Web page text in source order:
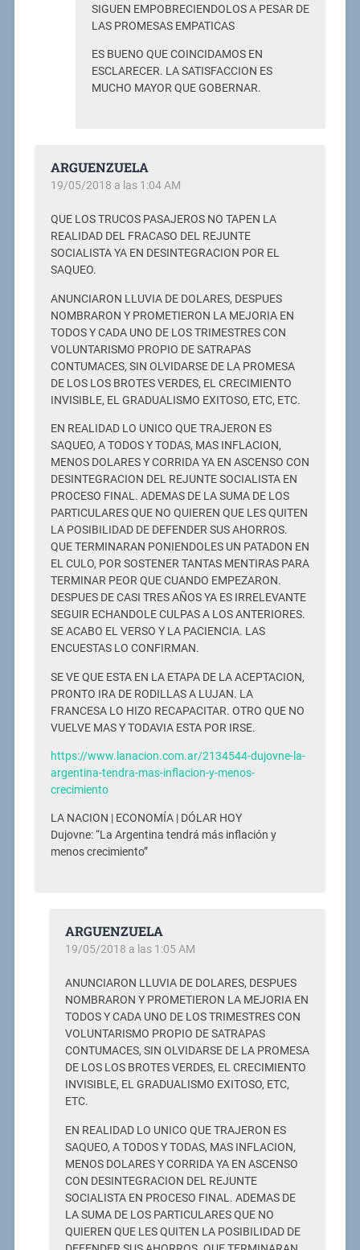
SIGUEN EMPOBRECIENDOLOS A PESAR DE
LAS PROMESAS EMPATICAS
ES BUENO QUE COINCIDAMOS EN
ESCLARECER. LA SATISFACCION ES
MUCHO MAYOR QUE GOBERNAR.
ARGUENZUELA
19/05/2018 a las 1:04 AM
QUE LOS TRUCOS PASAJEROS NO TAPEN LA
REALIDAD DEL FRACASO DEL REJUNTE
SOCIALISTA YA EN DESINTEGRACION POR EL
SAQUEO.
ANUNCIARON LLUVIA DE DOLARES, DESPUES
NOMBRARON Y PROMETIERON LA MEJORIA EN
TODOS Y CADA UNO DE LOS TRIMESTRES CON
VOLUNTARISMO PROPIO DE SATRAPAS
CONTUMACES, SIN OLVIDARSE DE LA PROMESA
DE LOS LOS BROTES VERDES, EL CRECIMIENTO
INVISIBLE, EL GRADUALISMO EXITOSO, ETC, ETC.
EN REALIDAD LO UNICO QUE TRAJERON ES
SAQUEO, A TODOS Y TODAS, MAS INFLACION,
MENOS DOLARES Y CORRIDA YA EN ASCENSO CON
DESINTEGRACION DEL REJUNTE SOCIALISTA EN
PROCESO FINAL. ADEMAS DE LA SUMA DE LOS
PARTICULARES QUE NO QUIEREN QUE LES QUITEN
LA POSIBILIDAD DE DEFENDER SUS AHORROS.
QUE TERMINARAN PONIENDOLES UN PATADON EN
EL CULO, POR SOSTENER TANTAS MENTIRAS PARA
TERMINAR PEOR QUE CUANDO EMPEZARON.
DESPUES DE CASI TRES AÑOS YA ES IRRELEVANTE
SEGUIR ECHANDOLE CULPAS A LOS ANTERIORES.
SE ACABO EL VERSO Y LA PACIENCIA. LAS
ENCUESTAS LO CONFIRMAN.
SE VE QUE ESTA EN LA ETAPA DE LA ACEPTACION,
PRONTO IRA DE RODILLAS A LUJAN. LA
FRANCESA LO HIZO RECAPACITAR. OTRO QUE NO
VUELVE MAS Y TODAVIA ESTA POR IRSE.
https://www.lanacion.com.ar/2134544-dujovne-la-
argentina-tendra-mas-inflacion-y-menos-
crecimiento
LA NACION | ECONOMÍA | DÓLAR HOY
Dujovne: “La Argentina tendrá más inflación y
menos crecimiento”
ARGUENZUELA
19/05/2018 a las 1:05 AM
ANUNCIARON LLUVIA DE DOLARES, DESPUES
NOMBRARON Y PROMETIERON LA MEJORIA EN
TODOS Y CADA UNO DE LOS TRIMESTRES CON
VOLUNTARISMO PROPIO DE SATRAPAS
CONTUMACES, SIN OLVIDARSE DE LA PROMESA
DE LOS LOS BROTES VERDES, EL CRECIMIENTO
INVISIBLE, EL GRADUALISMO EXITOSO, ETC,
ETC.
EN REALIDAD LO UNICO QUE TRAJERON ES
SAQUEO, A TODOS Y TODAS, MAS INFLACION,
MENOS DOLARES Y CORRIDA YA EN ASCENSO
CON DESINTEGRACION DEL REJUNTE
SOCIALISTA EN PROCESO FINAL. ADEMAS DE
LA SUMA DE LOS PARTICULARES QUE NO
QUIEREN QUE LES QUITEN LA POSIBILIDAD DE